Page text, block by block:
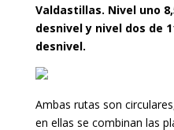
Valdastillas. Nivel uno
desnivel y nivel dos de
desnivel.
Ambas rutas son
en ellas se combinan las